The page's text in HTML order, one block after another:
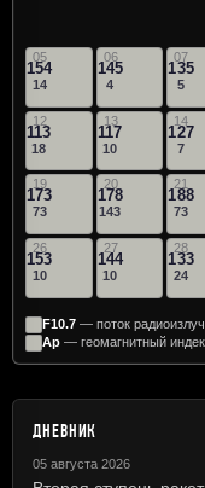
05
154
14
06
145
4
07
135
5
12
113
18
13
117
10
14
127
7
19
173
73
20
178
143
21
188
73
26
153
10
27
144
10
28
133
24
F10.7 — поток
Ap — геомагнитный
ДНЕВНИК
05 августа 2026